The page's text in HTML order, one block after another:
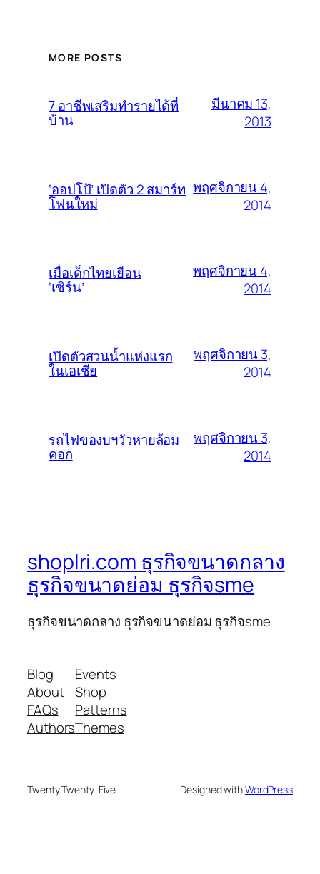
MORE POSTS
7 อาชีพเสริมทำรายได้ที่
บ้าน
มีนาคม 13,
2013
‘ออปโป้’ เปิดตัว 2 สมาร์ท
โฟนใหม่
พฤศจิกายน 4,
2014
เมื่อเด็กไทยเยือน
‘เซิร์น’
พฤศจิกายน 4,
2014
เปิดตัวสวนน้ำแห่งแรก
ในเอเชีย
พฤศจิกายน 3,
2014
รถไฟของบฯวัวหายล้อม
คอก
พฤศจิกายน 3,
2014
shoplri.com ธุรกิจขนาดกลาง
ธุรกิจขนาดย่อม ธุรกิจsme
ธุรกิจขนาดกลาง ธุรกิจขนาดย่อม ธุรกิจsme
Blog
About
FAQs
Authors
Events
Shop
Patterns
Themes
Twenty Twenty-Five Designed withWordPress